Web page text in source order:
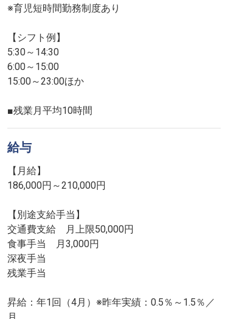
※育児短時間勤務制度あり
【シフト例】
5:30～14:30
6:00～15:00
15:00～23:00ほか
■残業月平均10時間
給与
【月給】
186,000円～210,000円
【別途支給手当】
交通費支給 月上限50,000円
食事手当 月3,000円
深夜手当
残業手当
昇給：年1回（4月）※昨年実績：0.5％～1.5％／